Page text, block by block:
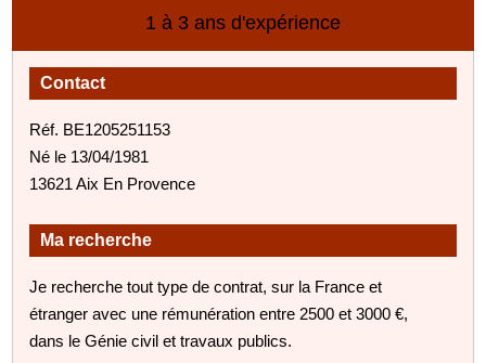
1 à 3 ans d'expérience
Contact
Réf. BE1205251153
Né le 13/04/1981
13621 Aix En Provence
Ma recherche
Je recherche tout type de contrat, sur la France et
étranger avec une rémunération entre 2500 et 3000 €,
dans le Génie civil et travaux publics.